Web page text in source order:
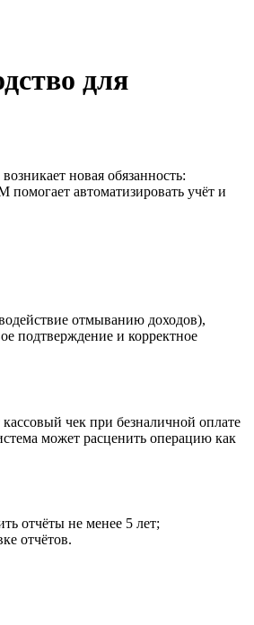
для
новая обязанность:
автоматизировать учёт и
отмыванию доходов),
подтверждение и корректное
чек при безналичной оплате
может расценить операцию как
отчёты не менее 5 лет;
отчётов.